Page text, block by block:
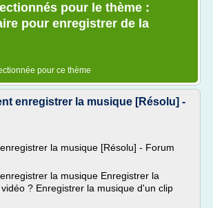
pour le thème :
pour enregistrer de la
pour ce thème
enregistrer la musique [Résolu] -
la musique [Résolu] - Forum
la musique Enregistrer la
? Enregistrer la musique d'un clip